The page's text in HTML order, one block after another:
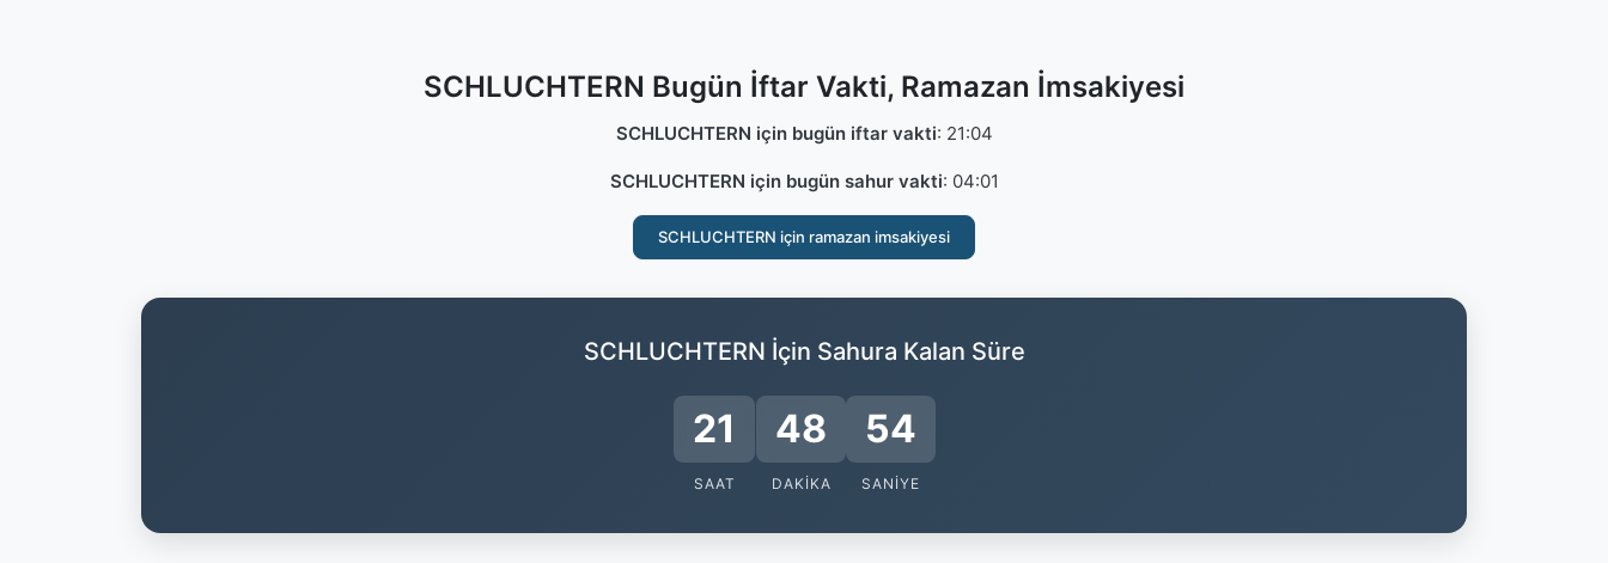
SCHLUCHTERN Bugün İftar Vakti, Ramazan İmsakiyesi
SCHLUCHTERN için bugün iftar vakti: 21:04
SCHLUCHTERN için bugün sahur vakti: 04:01
SCHLUCHTERN için ramazan imsakiyesi
SCHLUCHTERN İçin Sahura Kalan Süre
21
SAAT
48
DAKIKA
53
SANIYE